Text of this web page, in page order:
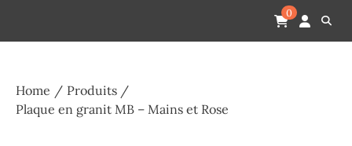
content
Espace Funéraire Michel Gardechaux
0
Home
Produits
Plaque en granit MB – Mains et Rose